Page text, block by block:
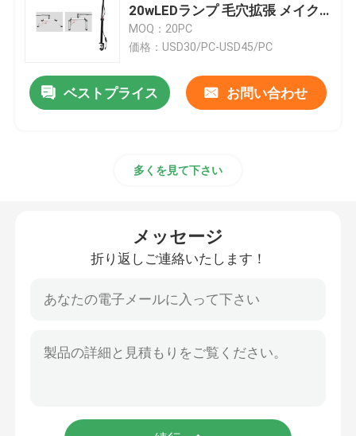
RGB LEDのビデオ ライト
LEDのスタジオは写真撮影をつける
日光の写真撮影ライト
LEDの柔らかい照明灯
映画撮影所ライト
20wLEDランプ 毛穴拡張 メイク
など
MOQ：20PC
価格：USD30/PC-USD45/PC
ベストプライス お問い合わせ
多くを見て下さい
メッセージ
折り返しご連絡いたします！